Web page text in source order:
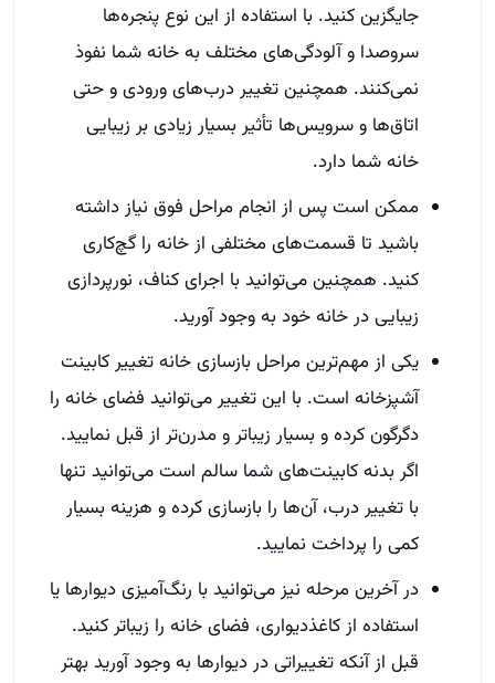
جایگزین کنید. با استفاده از این نوع پنجره‌ها
سروصدا و آلودگی‌های مختلف به خانه شما نفوذ
نمی‌کنند. همچنین تغییر درب‌های ورودی و حتی
اتاق‌ها و سرویس‌ها تأثیر بسیار زیادی بر زیبایی
خانه شما دارد.
ممکن است پس از انجام مراحل فوق نیاز داشته
باشید تا قسمت‌های مختلفی از خانه را گچ‌کاری
کنید. همچنین می‌توانید با اجرای کناف، نورپردازی
زیبایی در خانه خود به وجود آورید.
یکی از مهم‌ترین مراحل بازسازی خانه تغییر کابینت
آشپزخانه است. با این تغییر می‌توانید فضای خانه را
دگرگون کرده و بسیار زیباتر و مدرن‌تر از قبل نمایید.
اگر بدنه کابینت‌های شما سالم است می‌توانید تنها
با تغییر درب، آن‌ها را بازسازی کرده و هزینه بسیار
کمی را پرداخت نمایید.
در آخرین مرحله نیز می‌توانید با رنگ‌آمیزی دیوارها یا
استفاده از کاغذدیواری، فضای خانه را زیباتر کنید.
قبل از آنکه تغییراتی در دیوارها به وجود آورید بهتر